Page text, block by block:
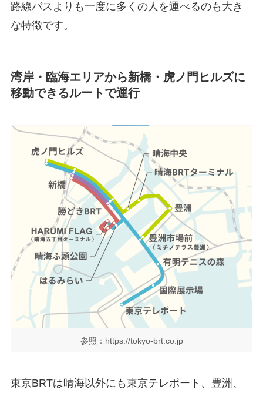
路線バスよりも一度に多くの人を運べるのも大き
な特徴です。
湾岸・臨海エリアから新橋・虎ノ門ヒルズに
移動できるルートで運行
参照：https://tokyo-brt.co.jp
東京BRTは晴海以外にも東京テレポート、豊洲、